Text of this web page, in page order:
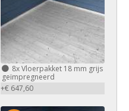
8xVloerpakket 18 mm grijs
geïmpregneerd
+€ 647,60